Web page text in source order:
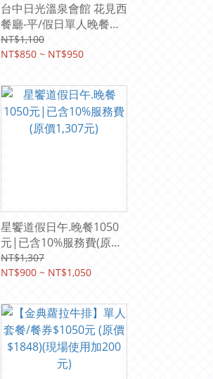
台中日光溫泉會館 花見西
餐廳-平/假日單人晚餐
850元起(已含10%服務費)
紙本票券
NT$1,100
NT$850 ~ NT$950
星饗道假日午.晚餐1050
元|已含10%服務費(原價
1,307元)
NT$1,307
NT$900 ~ NT$1,050